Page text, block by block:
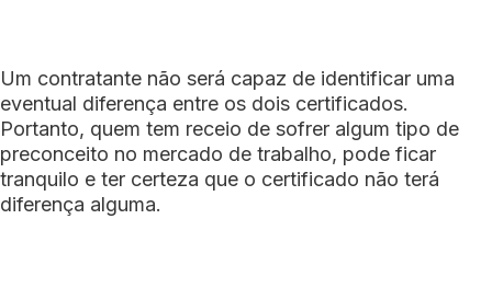
Um contratante não será capaz de identificar uma
eventual diferença entre os dois certificados.
Portanto, quem tem receio de sofrer algum tipo de
preconceito no mercado de trabalho, pode ficar
tranquilo e ter certeza que o certificado não terá
diferença alguma.